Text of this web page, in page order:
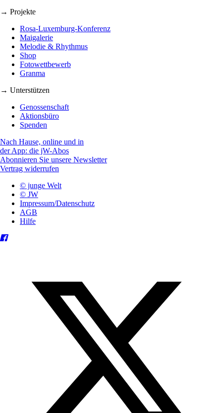
→ Projekte
Rosa-Luxemburg-Konferenz
Maigalerie
Melodie & Rhythmus
Shop
Fotowettbewerb
Granma
→ Unterstützen
Genossenschaft
Aktionsbüro
Spenden
Nach Hause, online und in
der App: die jW-Abos
Abonnieren Sie unsere Newsletter
Vertrag widerrufen
© junge Welt
© JW
Impressum/Datenschutz
AGB
Hilfe